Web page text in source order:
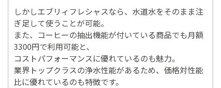
しかしエブリィフレシャスなら、水道水をそのまま注
ぎ足して使うことが可能。
また、コーヒーの抽出機能が付いている商品でも月額
3300円で利用可能と、
コストパフォーマンスに優れているのも魅力。
業界トップクラスの浄水性能があるため、価格対性能
比に優れているのも特徴です。